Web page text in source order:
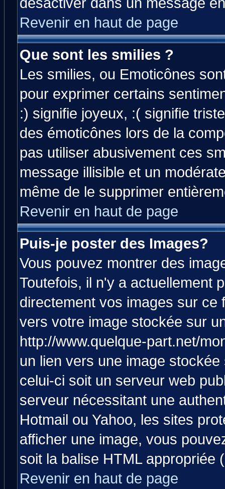
Revenir en haut de page
Que sont les smilies ?
Les smilies, ou Emoticônes
pour exprimer certains
:) signifie joyeux, :( signifie
des émoticônes lors de la
pas utiliser abusivement ces
message illisible et un
même de le supprimer
Revenir en haut de page
Puis-je poster des Images?
Vous pouvez montrer des
Toutefois, il n'y a actuellement
directement vos images sur ce
vers votre image stockée sur
http://www.quelque-part.net/
un lien vers une image
celui-ci soit un serveur web
serveur nécessitant une
Hotmail ou Yahoo, les sites
afficher une image, vous
soit la balise HTML appropriée
Revenir en haut de page